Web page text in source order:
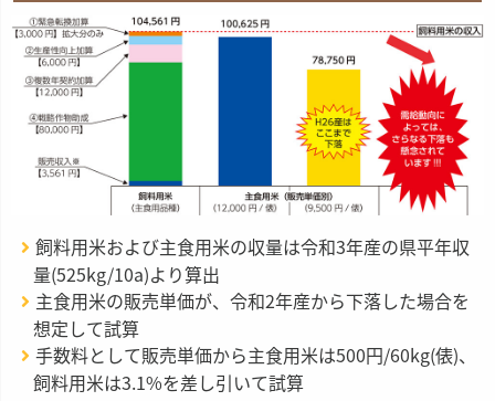
飼料用米および主食用米の収量は令和3年産の県平年収
量(525kg/10a)より算出
主食用米の販売単価が、令和2年産から下落した場合を
想定して試算
手数料として販売単価から主食用米は500円/60kg(俵)、
飼料用米は3.1%を差し引いて試算